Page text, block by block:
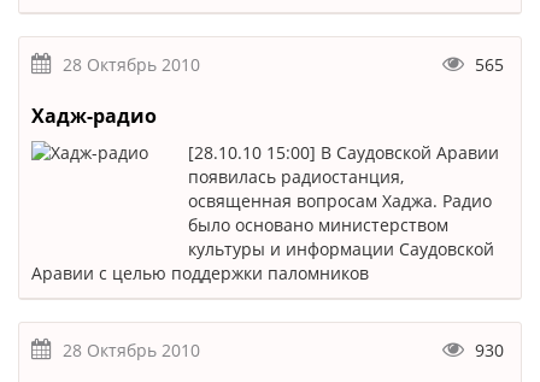
28 Октябрь 2010 565
Хадж-радио
[28.10.10 15:00] В Саудовской Аравии
появилась радиостанция,
освященная вопросам Хаджа. Радио
было основано министерством
культуры и информации Саудовской
Аравии с целью поддержки паломников
28 Октябрь 2010 930